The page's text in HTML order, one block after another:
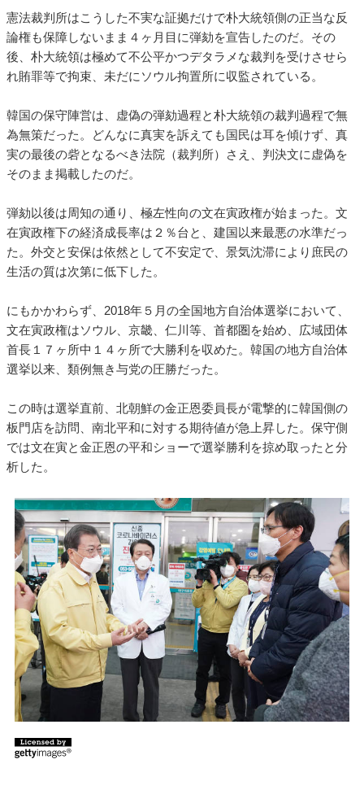
憲法裁判所はこうした不実な証拠だけで朴大統領側の正当な反
論権も保障しないまま４ヶ月目に弾劾を宣告したのだ。その
後、朴大統領は極めて不公平かつデタラメな裁判を受けさせら
れ賄罪等で拘束、未だにソウル拘置所に収監されている。
韓国の保守陣営は、虚偽の弾劾過程と朴大統領の裁判過程で無
為無策だった。どんなに真実を訴えても国民は耳を傾けず、真
実の最後の砦となるべき法院（裁判所）さえ、判決文に虚偽を
そのまま掲載したのだ。
弾劾以後は周知の通り、極左性向の文在寅政権が始まった。文
在寅政権下の経済成長率は２％台と、建国以来最悪の水準だっ
た。外交と安保は依然として不安定で、景気沈滞により庶民の
生活の質は次第に低下した。
にもかかわらず、2018年５月の全国地方自治体選挙において、
文在寅政権はソウル、京畿、仁川等、首都圏を始め、広域団体
首長１７ヶ所中１４ヶ所で大勝利を収めた。韓国の地方自治体
選挙以来、類例無き与党の圧勝だった。
この時は選挙直前、北朝鮮の金正恩委員長が電撃的に韓国側の
板門店を訪問、南北平和に対する期待値が急上昇した。保守側
では文在寅と金正恩の平和ショーで選挙勝利を掠め取ったと分
析した。